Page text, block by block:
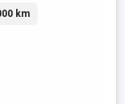
din Italia ( deci fara
km reali si
cu 6 pistonase
km